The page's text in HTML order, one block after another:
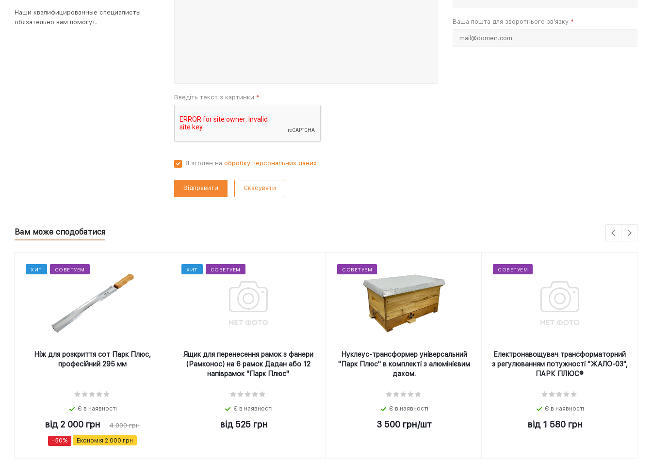
Наши квалифицированные специалисты
обязательно вам помогут.
Ваша пошта для зворотнього зв'язку *
Введіть текст з картинки *
Я згоден на обробку персональних даних
Скасувати
Вам може сподобатися
ХИТ СОВЕТУЕМ
Ніж для розкриття сот Парк Плюс,
професійний 295 мм
Є в наявності
від 2 000 грн 4 000 грн
-50% Економія 2 000 грн
ХИТ СОВЕТУЕМ
Ящик для перенесення рамок з фанери
(Рамконос) на 6 рамок Дадан або 12
напіврамок "Парк Плюс"
Є в наявності
від 525 грн
СОВЕТУЕМ
Нуклеус-трансформер універсальний
"Парк Плюс" в комплекті з алюмінієвим
дахом.
Є в наявності
3 500грн/шт
СОВЕТУЕМ
Електронавощувач трансформаторний
з регулюванням потужності "ЖАЛО-03",
ПАРК ПЛЮС®
Є в наявності
від 1 580 грн